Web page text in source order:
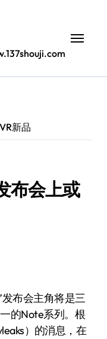
新品
布会上或
的Note系列。根
）的消息，在